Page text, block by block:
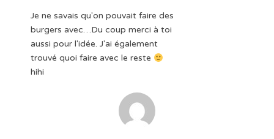
Je ne savais qu'on pouvait faire des
burgers avec…Du coup merci à toi
aussi pour l'idée. J'ai également
trouvé quoi faire avec le reste
hihi